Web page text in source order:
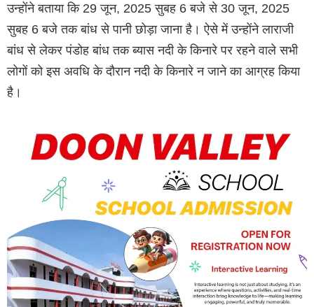
उन्होंने बताया कि 29 जून, 2025 सुबह 6 बजे से 30 जून, 2025
सुबह 6 बजे तक बांध से पानी छोड़ा जाना है। ऐसे में उन्होंने लाराजी
बांध से लेकर पंडोह बांध तक ब्यास नदी के किनारे पर रहने वाले सभी
लोगों को इस अवधि के दौरान नदी के किनारे न जाने का आग्रह किया
है।